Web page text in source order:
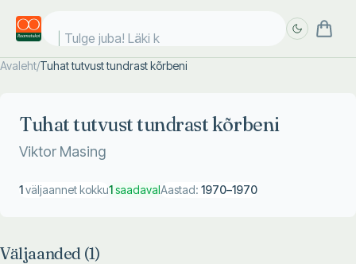
Tulge juba! Läki ko
Avaleht/Tuhat tutvust tundrast kõrbeni
Tuhat tutvust tundrast kõrbeni
Viktor Masing
1väljaannet kokku1saadavalAastad: 1970–1970
Väljaanded (1)